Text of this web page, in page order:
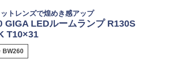
トレンズで煌めき感アップ
GIGA LEDルームランプ R130S
T10×31
BW260